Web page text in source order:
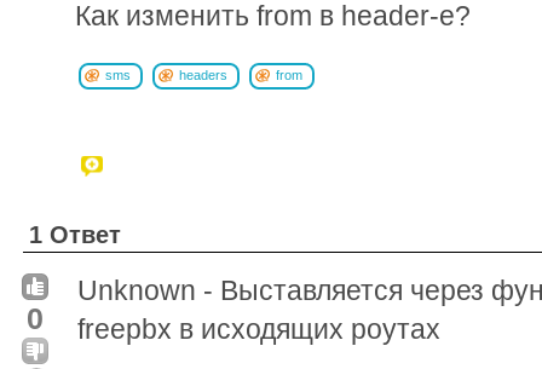
Как изменить from в header-е?
sms headers from
1 Ответ
0
Unknown - Выставляется через
freepbx в исходящих роутах